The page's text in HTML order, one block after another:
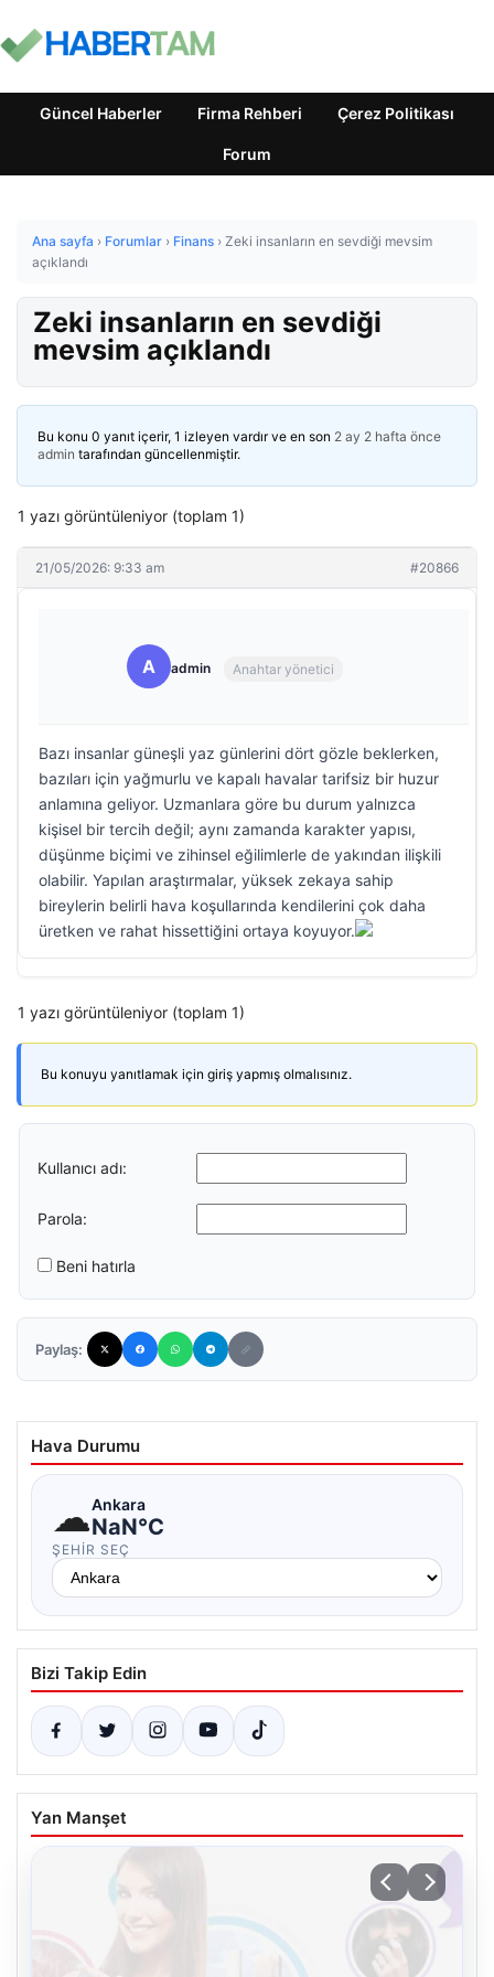
Güncel Haberler Firma Rehberi Çerez Politikası
Forum
Ana sayfa › Forumlar › Finans › Zeki insanların en sevdiği mevsim
açıklandı
Zeki insanların en sevdiği
mevsim açıklandı
Bu konu 0 yanıt içerir, 1 izleyen vardır ve en son 2 ay 2 hafta önce
admin tarafından güncellenmiştir.
1 yazı görüntüleniyor (toplam 1)
21/05/2026: 9:33 am #20866
A admin Anahtar yönetici
Bazı insanlar güneşli yaz günlerini dört gözle beklerken,
bazıları için yağmurlu ve kapalı havalar tarifsiz bir huzur
anlamına geliyor. Uzmanlara göre bu durum yalnızca
kişisel bir tercih değil; aynı zamanda karakter yapısı,
düşünme biçimi ve zihinsel eğilimlerle de yakından ilişkili
olabilir. Yapılan araştırmalar, yüksek zekaya sahip
bireylerin belirli hava koşullarında kendilerini çok daha
üretken ve rahat hissettiğini ortaya koyuyor.
1 yazı görüntüleniyor (toplam 1)
Bu konuyu yanıtlamak için giriş yapmış olmalısınız.
Kullanıcı adı:
Parola:
Beni hatırla
Paylaş:
Hava Durumu
☁Ankara
NaN°C
ŞEHIR SEÇ
Bizi Takip Edin
Yan Manşet